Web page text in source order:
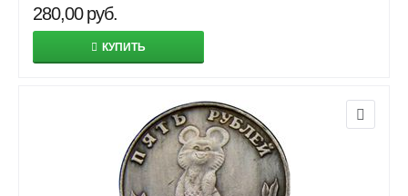
280,00 руб.
КУПИТЬ